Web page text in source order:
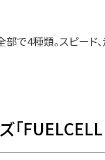
部で4種類。スピー
「FUELCELL